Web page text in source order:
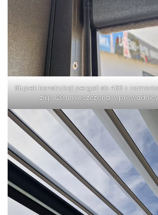
Słupek konstrukcji pergoli sb 400 z
ziiip 120 umieszczoną w